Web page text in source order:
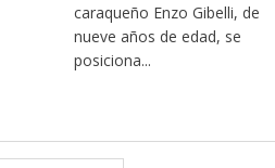
caraqueño Enzo Gibelli, de
nueve años de edad, se
posiciona...